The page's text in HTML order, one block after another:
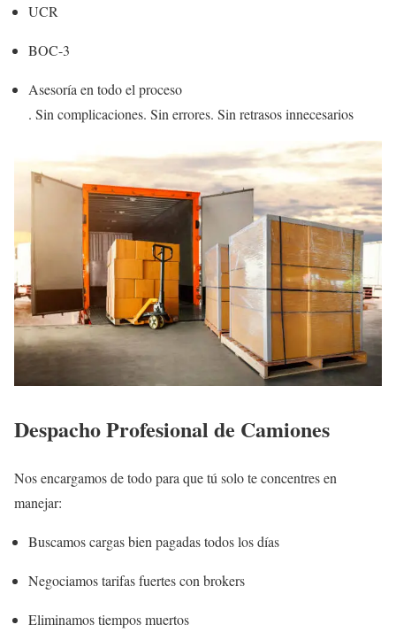
UCR
BOC-3
Asesoría en todo el proceso
. Sin complicaciones. Sin errores. Sin retrasos innecesarios
Despacho Profesional de Camiones
Nos encargamos de todo para que tú solo te concentres en
manejar:
Buscamos cargas bien pagadas todos los días
Negociamos tarifas fuertes con brokers
Eliminamos tiempos muertos